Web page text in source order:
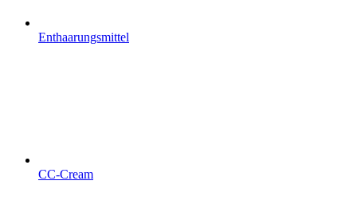
Enthaarungsmittel
CC-Cream